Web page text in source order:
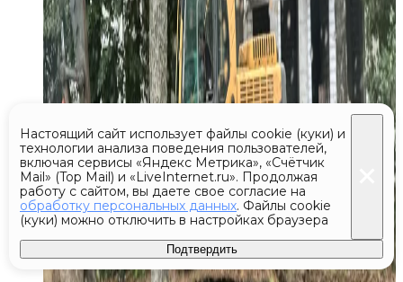
Настоящий сайт использует файлы cookie (куки) и
технологии анализа поведения пользователей,
включая сервисы «Яндекс Метрика», «Счётчик
Mail» (Top Mail) и «LiveInternet.ru». Продолжая
работу с сайтом, вы даете свое согласие на
обработку персональных данных. Файлы cookie
(куки) можно отключить в настройках браузера
Подтвердить